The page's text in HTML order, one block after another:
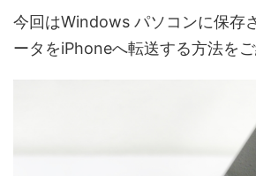
今回はWindows パソコンに保存
ータをiPhoneへ転送する方法をご